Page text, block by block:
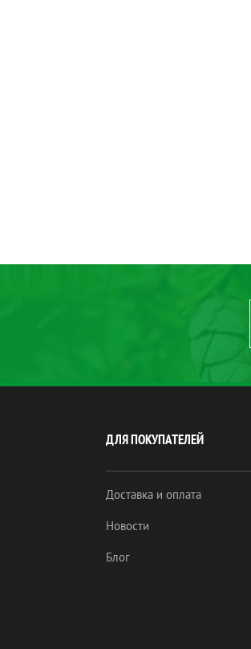
ДЛЯ ПОКУПАТЕЛЕЙ
Доставка и оплата
Новости
Блог